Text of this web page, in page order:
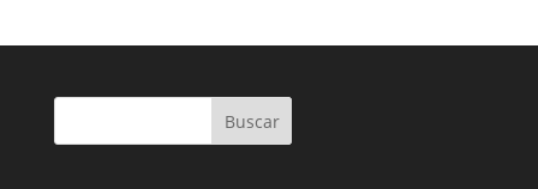
Buscar